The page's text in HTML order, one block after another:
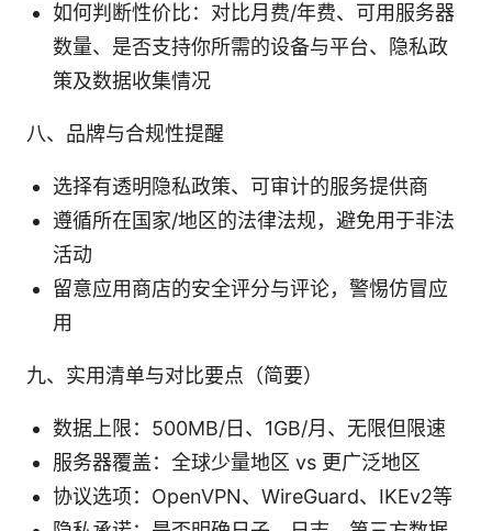
如何判断性价比：对比月费/年费、可用服务器
数量、是否支持你所需的设备与平台、隐私政
策及数据收集情况
八、品牌与合规性提醒
选择有透明隐私政策、可审计的服务提供商
遵循所在国家/地区的法律法规，避免用于非法
活动
留意应用商店的安全评分与评论，警惕仿冒应
用
九、实用清单与对比要点（简要）
数据上限：500MB/日、1GB/月、无限但限速
服务器覆盖：全球少量地区 vs 更广泛地区
协议选项：OpenVPN、WireGuard、IKEv2等